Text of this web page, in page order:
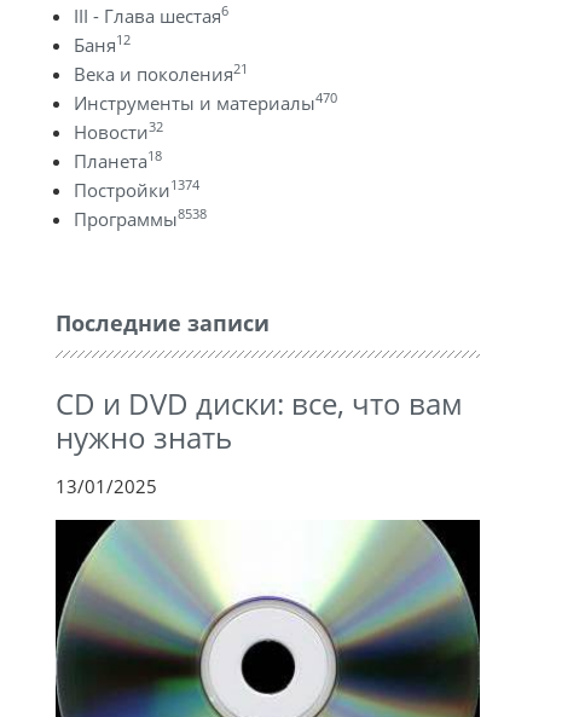
III - Глава шестая6
Баня12
Века и поколения21
Инструменты и материалы470
Новости32
Планета18
Постройки1374
Программы8538
Последние записи
CD и DVD диски: все, что вам
нужно знать
13/01/2025